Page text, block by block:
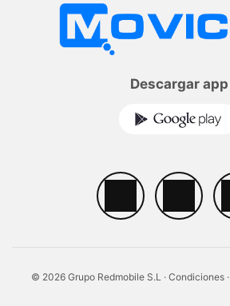
Descargar app
© 2026 Grupo Redmobile S.L · Condiciones ·